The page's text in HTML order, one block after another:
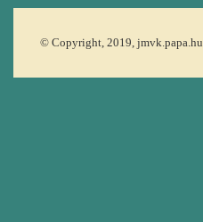
© Copyright, 2019, jmvk.papa.hu